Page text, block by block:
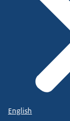
English